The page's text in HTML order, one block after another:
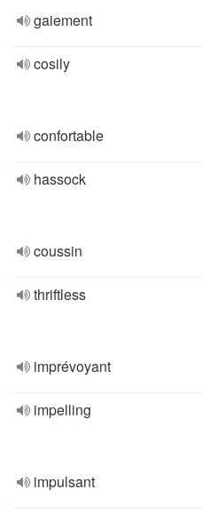
gaiement
cosily
confortable
hassock
coussin
thriftless
imprévoyant
impelling
impulsant